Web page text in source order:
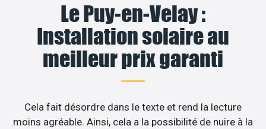
Le Puy-en-Velay :
Installation solaire au
meilleur prix garanti
Cela fait désordre dans le texte et rend la lecture
moins agréable. Ainsi, cela a la possibilité de nuire à la